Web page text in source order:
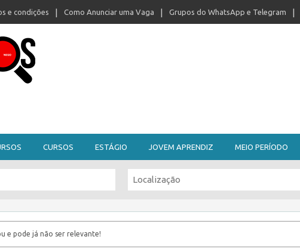
e condições Como Anunciar uma Vaga Grupos do WhatsApp e Telegram
CURSOS ESTÁGIO JOVEM APRENDIZ MEIO PERÍODO
e pode já não ser relevante!